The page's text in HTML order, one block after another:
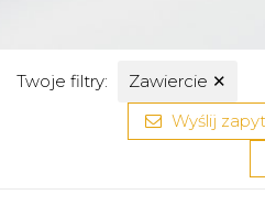
Twoje filtry: Zawiercie ✕
Wyślij